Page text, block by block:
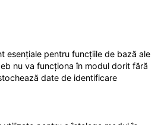
esențiale pentru funcțiile de bază ale
nu va funcționa în modul dorit fără
date de identificare